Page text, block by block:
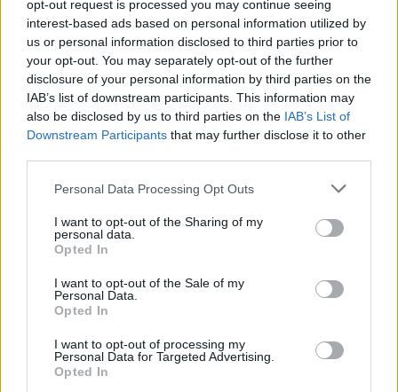
opt-out request is processed you may continue seeing
interest-based ads based on personal information utilized by
us or personal information disclosed to third parties prior to
your opt-out. You may separately opt-out of the further
disclosure of your personal information by third parties on the
IAB’s list of downstream participants. This information may
also be disclosed by us to third parties on the IAB’s List of
Downstream Participants that may further disclose it to other
Please note that this website/app uses one or more Google
not limited to your visit or usage behaviour. You may click to
grant or deny consent to Google and its third-party tags to
use your data for below specified purposes in below Google
consent section.
Personal Data Processing Opt Outs
I want to opt-out of the Sharing of my
personal data.
Opted In
I want to opt-out of the Sale of my
Personal Data.
Opted In
I want to opt-out of processing my
Personal Data for Targeted Advertising.
Opted In
Παράλληλα, η αμερικανική κυβέρνηση είχε
επιβάλει κυρώσεις στον δικαστή του Ανώτατου
Δικαστηρίου Αλεξάντρ ντε Μοράες,
κατηγορώντας τον για καταχρηστικές πρακτικές
σε υποθέσεις που συνδέονταν με τον πρώην
πρόεδρο της Βραζιλίας. Η Μπραζίλια είχε
χαρακτηρίσει τις κινήσεις αυτές απαράδεκτη
παρέμβαση στην ανεξαρτησία της Δικαιοσύνης,
ενώ οι κυρώσεις τελικά αποσύρθηκαν.